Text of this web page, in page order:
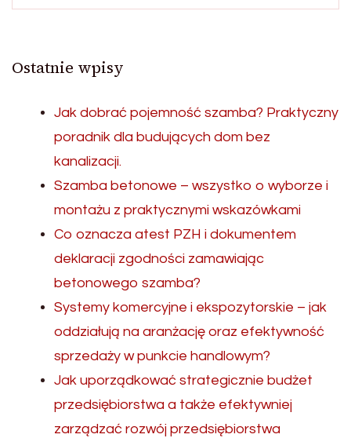
Ostatnie wpisy
Jak dobrać pojemność szamba? Praktyczny
poradnik dla budujących dom bez
kanalizacji.
Szamba betonowe – wszystko o wyborze i
montażu z praktycznymi wskazówkami
Co oznacza atest PZH i dokumentem
deklaracji zgodności zamawiając
betonowego szamba?
Systemy komercyjne i ekspozytorskie – jak
oddziałują na aranżację oraz efektywność
sprzedaży w punkcie handlowym?
Jak uporządkować strategicznie budżet
przedsiębiorstwa a także efektywniej
zarządzać rozwój przedsiębiorstwa